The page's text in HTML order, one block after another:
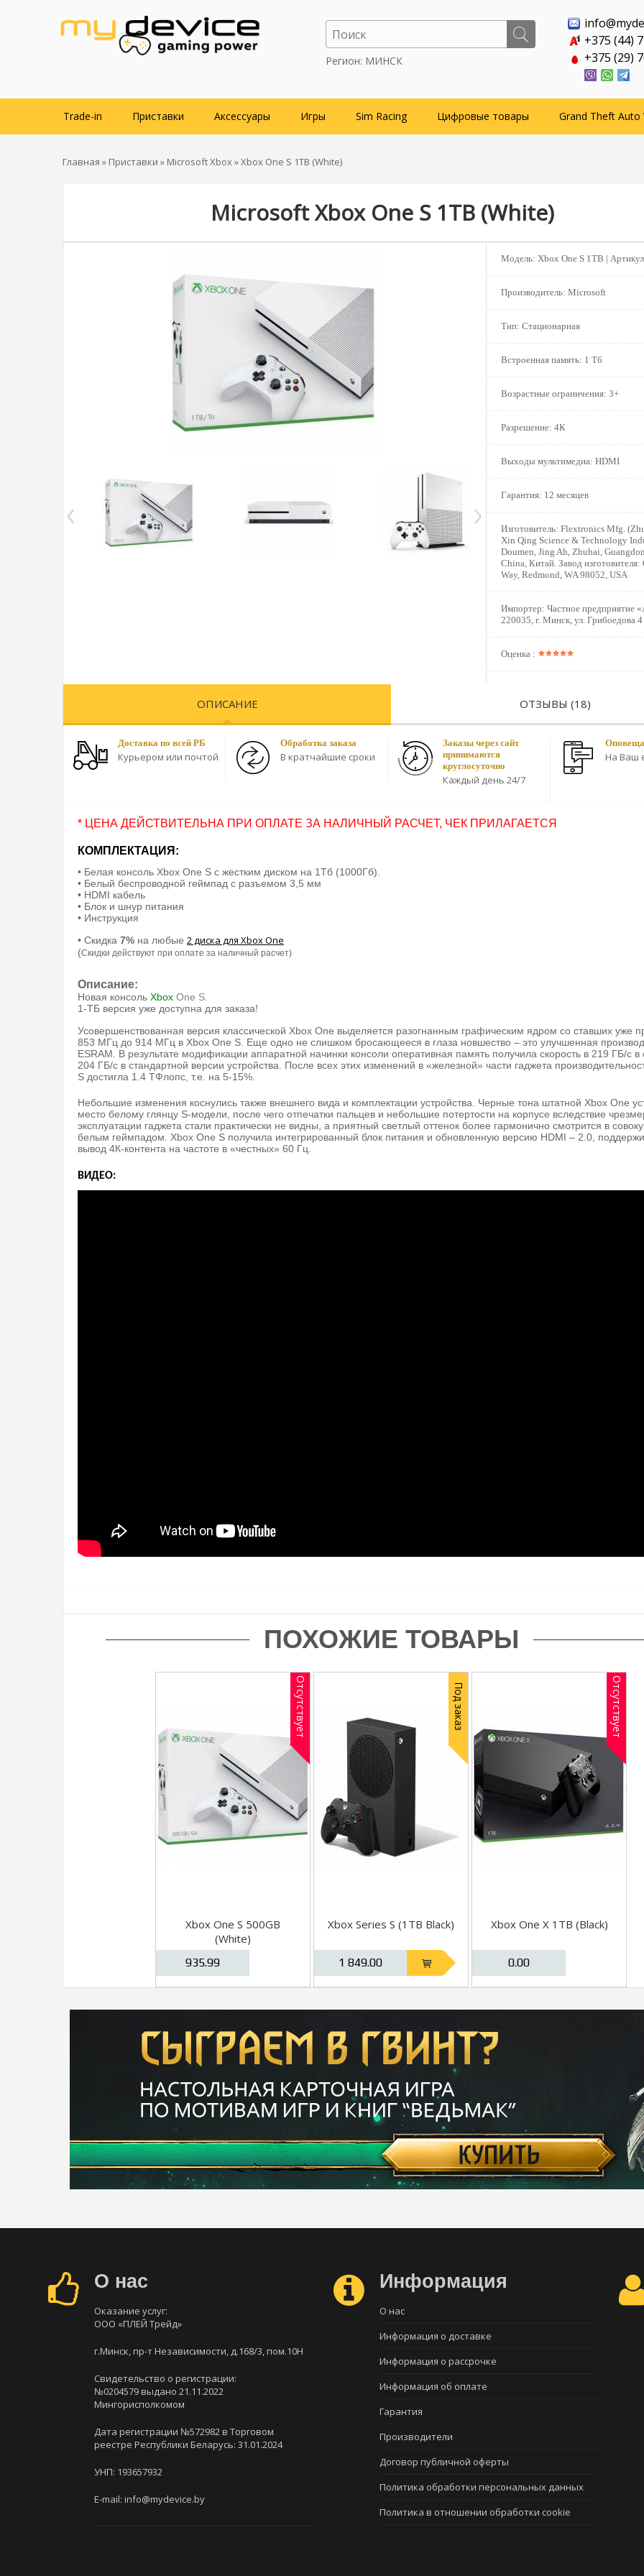
Регион: МИНСК
+375 (44)
+375 (29)
Trade-in Приставки Аксессуары Игры Sim Racing Цифровые товары Grand Theft Auto
Главная » Приставки » Microsoft Xbox» Xbox One S 1TB (White)
Microsoft Xbox One S 1TB (White)
Модель: Xbox One S 1TB |
Производитель: Microsoft
Тип: Стационарная
Встроенная память: 1 Тб
Возрастные ограничения: 3+
Разрешение: 4К
Выходы мультимедиа: HDMI
Гарантия: 12 месяцев
Изготовитель: Flextronics Mfg.
Xin Qing Science & Technology
Doumen, Jing Ah, Zhuhai,
China, Китай. Завод
Way, Redmond, WA 98052, USA
Импортер: Частное предприятие
220035, г. Минск, ул. Грибоедова 4
Оценка :
ОПИСАНИЕ ОТЗЫВЫ (18)
Доставка по всей РБ
Курьером или почтой
Обработка заказа
В кратчайшие сроки
Заказы через сайт
принимаются
круглосуточно
Каждый день 24/7
На Ваш
* ЦЕНА ДЕЙСТВИТЕЛЬНА ПРИ ОПЛАТЕ ЗА НАЛИЧНЫЙ РАСЧЕТ, ЧЕК ПРИЛАГАЕТСЯ
КОМПЛЕКТАЦИЯ:
• Белая консоль Xbox One S с жестким диском на 1Тб (1000Гб).
• Белый беспроводной геймпад с разъемом 3,5 мм
• HDMI кабель
• Блок и шнур питания
• Инструкция
• Скидка 7% на любые 2 диска для Xbox One
(Скидки действуют при оплате за наличный расчет)
Описание:
Новая консоль Xbox One S
1-ТБ версия уже доступна для заказа!
Усовершенствованная версия классической Xbox One выделяется разогнанным графическим ядром со ставших уже
853 МГц до 914 МГц в Xbox One S. Еще одно не слишком бросающееся в глаза новшество – это улучшенная
ESRAM. В результате модификации аппаратной начинки консоли оперативная память получила скорость в 219 ГБ/с в
204 ГБ/с в стандартной версии устройства. После всех этих изменений в «железной» части гаджета
S достигла 1.4 ТФлопс, т.е. на 5-15%.
Небольшие изменения коснулись также внешнего вида и комплектации устройства. Черные тона штатной Xbox One
место белому глянцу S-модели, после чего отпечатки пальцев и небольшие потертости на корпусе вследствие
эксплуатации гаджета стали практически не видны, а приятный светлый оттенок более гармонично смотрится в
белым геймпадом. Xbox One S получила интегрированный блок питания и обновленную версию HDMI – 2.0,
вывод 4К-контента на частоте в «честных» 60 Гц.
ВИДЕО:
ПОХОЖИЕ ТОВАРЫ
Отсутствует
Xbox One S 500GB
(White)
935.99
Под заказ
Xbox Series S (1TB Black)
1 849.00
Отсутствует
Xbox One X 1TB (Black)
0.00
О нас
Оказание услуг:
ООО «ПЛЕЙ Трейд»
г.Минск, пр-т Независимости, д.168/3, пом.10Н
Свидетельство о регистрации:
№0204579 выдано 21.11.2022
Мингорисполкомом
Дата регистрации №572982 в Торговом
реестре Республики Беларусь: 31.01.2024
УНП: 193657932
E-mail: info@mydevice.by
Информация
О нас
Информация о доставке
Информация о рассрочке
Информация об оплате
Гарантия
Производители
Договор публичной оферты
Политика обработки персональных данных
Политика в отношении обработки cookie